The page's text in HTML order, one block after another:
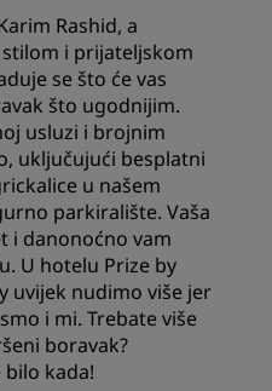
Rashid, a
i prijateljskom
se što će vas
što ugodnijim.
usluzi i brojnim
uključujući besplatni
u našem
parkiralište. Vaša
i danonoćno vam
U hotelu Prize by
uvijek nudimo više jer
i mi. Trebate više
boravak?
kada!